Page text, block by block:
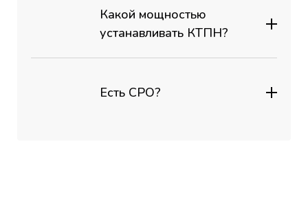
Какой мощностью
устанавливать КТПН?
Есть СРО?